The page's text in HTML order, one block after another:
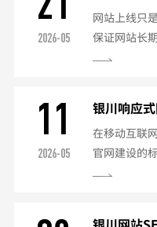
户规划核心
等二、域名
议选择.com/
2026-05
年专业维
网站上线只
保证网站长
专业的网站
月）定期更
篇）产品服
SEO优化维
容质量提升
11
2026-05
银川响应
适配全攻略
在移动互联
官网建设的
动适应不同